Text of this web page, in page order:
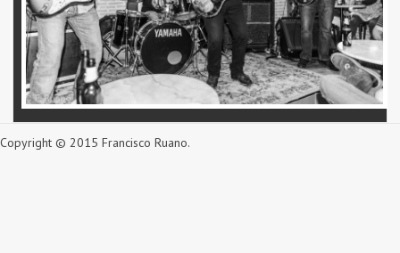
Copyright © 2015 Francisco Ruano.